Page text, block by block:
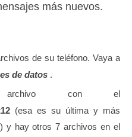
más nuevos.
de su teléfono. Vaya a
de datos .
archivo con el
(esa es su última y más
y hay otros 7 archivos en el